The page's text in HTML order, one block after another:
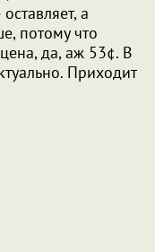
а
потому что
да, аж 53¢. В
Приходит